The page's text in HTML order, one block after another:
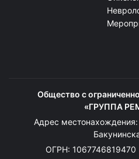
Общество с
«ГРУППА
Адрес
ОГРН: